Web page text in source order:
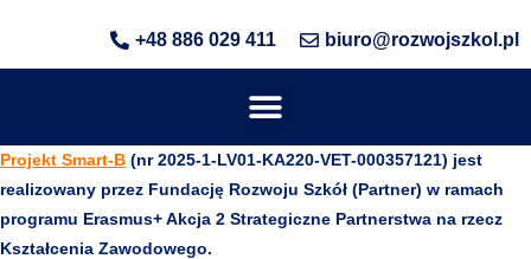
+48 886 029 411 biuro@rozwojszkol.pl
Projekt Smart-B (nr 2025-1-LV01-KA220-VET-000357121) jest
realizowany przez Fundację Rozwoju Szkół (Partner) w ramach
programu Erasmus+ Akcja 2 Strategiczne Partnerstwa na rzecz
Kształcenia Zawodowego.